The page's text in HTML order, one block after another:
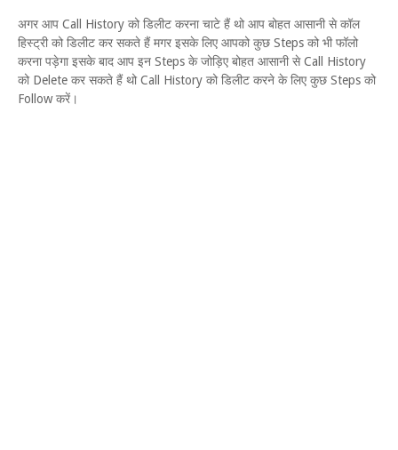
अगर आप Call History को डिलीट करना चाटे हैं थो आप बोहत आसानी से कॉल
हिस्ट्री को डिलीट कर सकते हैं मगर इसके लिए आपको कुछ Steps को भी फॉलो
करना पड़ेगा इसके बाद आप इन Steps के जोड़िए बोहत आसानी से Call History
को Delete कर सकते हैं थो Call History को डिलीट करने के लिए कुछ Steps को
Follow करें।